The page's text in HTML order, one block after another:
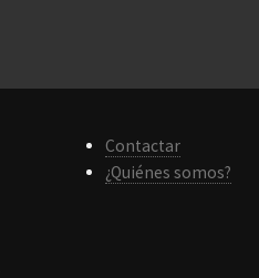
Contactar
¿Quiénes somos?